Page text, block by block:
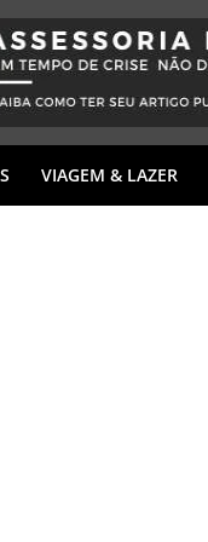
VIAGEM & LAZER